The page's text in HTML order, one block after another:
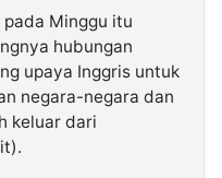
pada Minggu itu
hubungan
upaya Inggris untuk
negara-negara dan
keluar dari